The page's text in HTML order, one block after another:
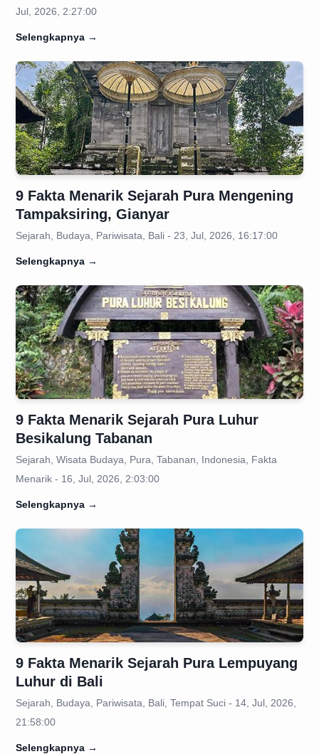
Jul, 2026, 2:27:00
Selengkapnya →
9 Fakta Menarik Sejarah Pura Mengening
Tampaksiring, Gianyar
Sejarah, Budaya, Pariwisata, Bali - 23, Jul, 2026, 16:17:00
Selengkapnya →
9 Fakta Menarik Sejarah Pura Luhur
Besikalung Tabanan
Sejarah, Wisata Budaya, Pura, Tabanan, Indonesia, Fakta
Menarik - 16, Jul, 2026, 2:03:00
Selengkapnya →
9 Fakta Menarik Sejarah Pura Lempuyang
Luhur di Bali
Sejarah, Budaya, Pariwisata, Bali, Tempat Suci - 14, Jul, 2026,
21:58:00
Selengkapnya →